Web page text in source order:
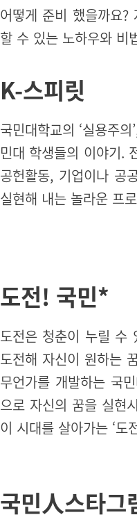
어떻게 준비 했을까요?
할 수 있는 노하우와 비
K-스피릿
국민대학교의 ‘실용주
민대 학생들의 이야기.
공헌활동, 기업이나 공
실현해 내는 놀라운 프
도전! 국민*
도전은 청춘이 누릴 수
도전해 자신이 원하는
무언가를 개발하는 국
으로 자신의 꿈을 실현
이 시대를 살아가는 ‘도
국민人스타그